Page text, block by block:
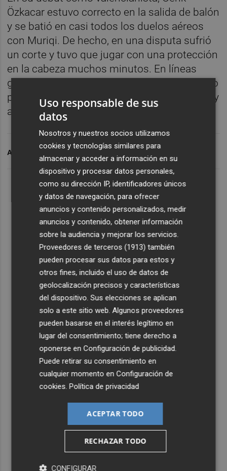
Özkacar estuvo correcto en la salida de balón
y se batió en casi todos los duelos aéreos
con Muriqi. De hecho, en una disputa sufrió
un corte y tuvo que jugar con una protección
en la cabeza muchos minutos. En líneas
generales, no fue un mal estreno del zaguero
pese a la derrota, pero notó la falta de ritmo y
acabó con calambres.
ARCHIVADO EN VALENCIA CF CENK ÖZKACAR
Uso responsable de sus
datos
Nosotros y nuestros socios utilizamos
cookies y tecnologías similares para
almacenar y acceder a información en su
dispositivo y procesar datos personales,
como su dirección IP, identificadores únicos
y datos de navegación, para ofrecer
anuncios y contenido personalizados, medir
anuncios y contenido, obtener información
sobre la audiencia y mejorar los servicios.
Proveedores de terceros (1913) también
pueden procesar sus datos para estos y
otros fines, incluido el uso de datos de
geolocalización precisos y características
del dispositivo. Sus elecciones se aplican
solo a este sitio web. Algunos proveedores
pueden basarse en el interés legítimo en
lugar del consentimiento; tiene derecho a
oponerse enConfiguración de publicidad
Puede retirar su consentimiento en
cualquier momento enConfiguración de
cookies .Política de privacidad
ACEPTAR TODO
RECHAZAR TODO
CONFIGURAR